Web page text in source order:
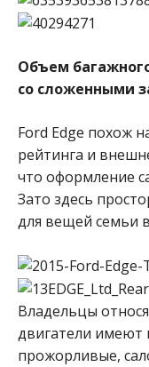
Объем
со сложенными
Ford Edge похож
рейтинга и
что оформление
Зато здесь
для вещей семьи
Владельцы
двигатели имеют
прожорливые,